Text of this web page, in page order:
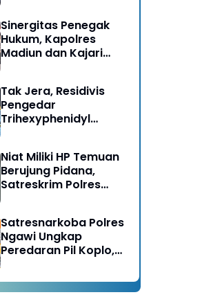
Ngawi
Sinergitas Penegak
Hukum, Kapolres
Madiun dan Kajari
Umum
Tak Jera, Residivis
Pengedar
Trihexyphenidyl
Ngawi
Niat Miliki HP Temuan
Berujung Pidana,
Satreskrim Polres
Satresnarkoba Polres
Ngawi Ungkap
Peredaran Pil Koplo,
Diamankan